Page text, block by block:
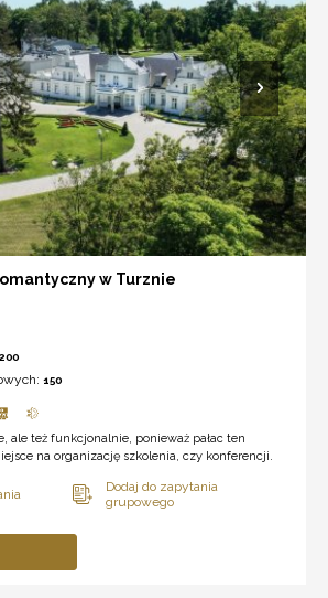
w Turznie
200
150
ale też funkcjonalnie, ponieważ pałac ten
na organizację szkolenia, czy konferencji.